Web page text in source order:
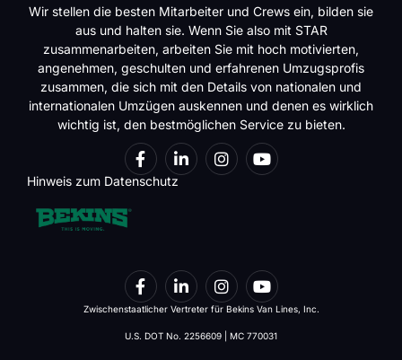
Wir stellen die besten Mitarbeiter und Crews ein, bilden sie
aus und halten sie. Wenn Sie also mit STAR
zusammenarbeiten, arbeiten Sie mit hoch motivierten,
angenehmen, geschulten und erfahrenen Umzugsprofis
zusammen, die sich mit den Details von nationalen und
internationalen Umzügen auskennen und denen es wirklich
wichtig ist, den bestmöglichen Service zu bieten.
Hinweis zum Datenschutz
Zwischenstaatlicher Vertreter für Bekins Van Lines, Inc.
U.S. DOT No. 2256609 | MC 770031